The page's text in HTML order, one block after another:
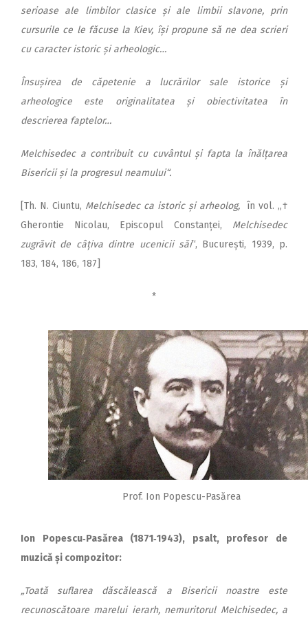
serioase ale limbilor clasice și ale limbii slavone, prin
cursurile ce le făcuse la Kiev, își propune să ne dea scrieri
cu caracter istoric și arheologic…
Însușirea de căpetenie a lucrărilor sale istorice și
arheologice este originalitatea și obiectivitatea în
descrierea faptelor…
Melchisedec a contribuit cu cuvântul și fapta la înălțarea
Bisericii și la progresul neamului“.
[Th. N. Ciuntu, Melchisedec ca istoric și arheolog, în vol. „†
Ghe­rontie Nicolau, Episcopul Constanței, Melchisedec
zugrăvit de câțiva dintre ucenicii săi“, București, 1939, p.
183, 184, 186, 187]
*
Prof. Ion Popescu-Pasărea
Ion Popescu‑Pasărea (1871‑1943), psalt, profesor de
muzică și compozitor:
„Toată suflarea dăscălească a Bisericii noastre este
recunoscătoare marelui ierarh, nemuritorul Melchisedec, a